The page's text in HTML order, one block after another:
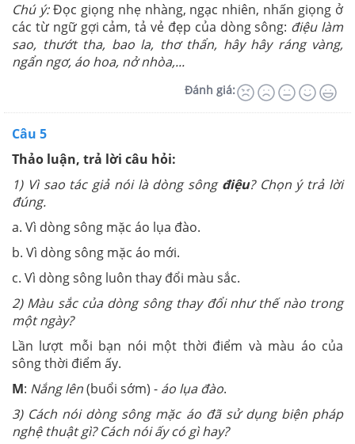
Chú ý:Đọc giọng nhẹ nhàng, ngạc nhiên, nhấn giọng ở
các từ ngữ gợi cảm, tả vẻ đẹp của dòng sông: điệu làm
sao, thướt tha, bao la, thơ thẩn, hây hây ráng vàng,
ngẩn ngơ, áo hoa, nở nhòa,...
Đánh giá:
Câu 5
Thảo luận, trả lời câu hỏi:
1) Vì sao tác giả nói là dòng sông điệu? Chọn ý trả lời
đúng.
a. Vì dòng sông mặc áo lụa đào.
b. Vì dòng sông mặc áo mới.
c. Vì dòng sông luôn thay đổi màu sắc.
2) Màu sắc của dòng sông thay đổi như thế nào trong
một ngày?
Lần lượt mỗi bạn nói một thời điểm và màu áo của
sông thời điểm ấy.
M: Nắng lên(buổi sớm) - áo lụa đào.
3) Cách nói dòng sông mặc áo đã sử dụng biện pháp
nghệ thuật gì? Cách nói ấy có gì hay?